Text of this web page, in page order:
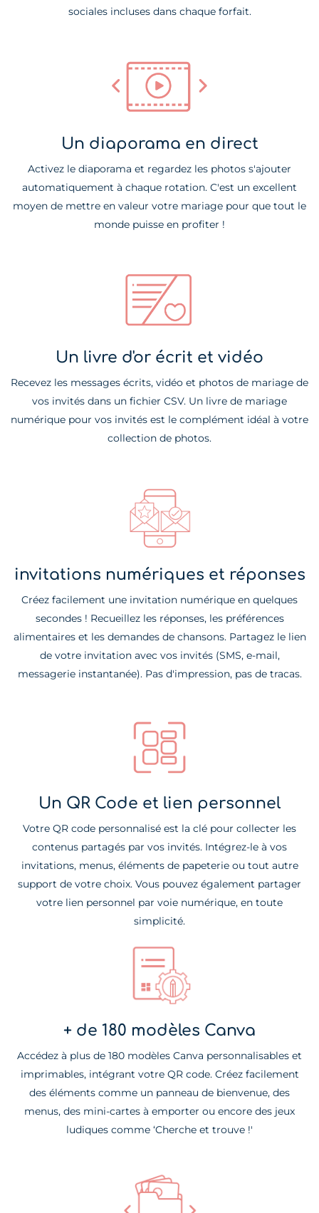
sociales incluses dans chaque forfait.
Un diaporama en direct
Activez le diaporama et regardez les photos s'ajouter
automatiquement à chaque rotation. C'est un excellent
moyen de mettre en valeur votre mariage pour que tout le
monde puisse en profiter !
Un livre d'or écrit et vidéo
Recevez les messages écrits, vidéo et photos de mariage de
vos invités dans un fichier CSV. Un livre de mariage
numérique pour vos invités est le complément idéal à votre
collection de photos.
invitations numériques et réponses
Créez facilement une invitation numérique en quelques
secondes ! Recueillez les réponses, les préférences
alimentaires et les demandes de chansons. Partagez le lien
de votre invitation avec vos invités (SMS, e-mail,
messagerie instantanée). Pas d'impression, pas de tracas.
Un QR Code et lien personnel
Votre QR code personnalisé est la clé pour collecter les
contenus partagés par vos invités. Intégrez-le à vos
invitations, menus, éléments de papeterie ou tout autre
support de votre choix. Vous pouvez également partager
votre lien personnel par voie numérique, en toute
simplicité.
+ de 180 modèles Canva
Accédez à plus de 180 modèles Canva personnalisables et
imprimables, intégrant votre QR code. Créez facilement
des éléments comme un panneau de bienvenue, des
menus, des mini-cartes à emporter ou encore des jeux
ludiques comme ‘Cherche et trouve !'